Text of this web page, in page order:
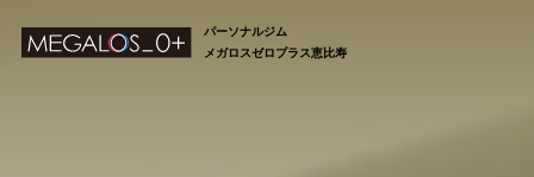
パーソナルジム
メガロスゼロプラス恵比寿